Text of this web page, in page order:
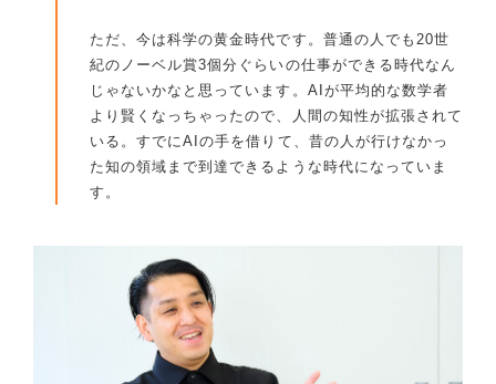
ただ、今は科学の黄金時代です。普通の人でも20世
紀のノーベル賞3個分ぐらいの仕事ができる時代なん
じゃないかなと思っています。AIが平均的な数学者
より賢くなっちゃったので、人間の知性が拡張されて
いる。すでにAIの手を借りて、昔の人が行けなかっ
た知の領域まで到達できるような時代になっていま
す。